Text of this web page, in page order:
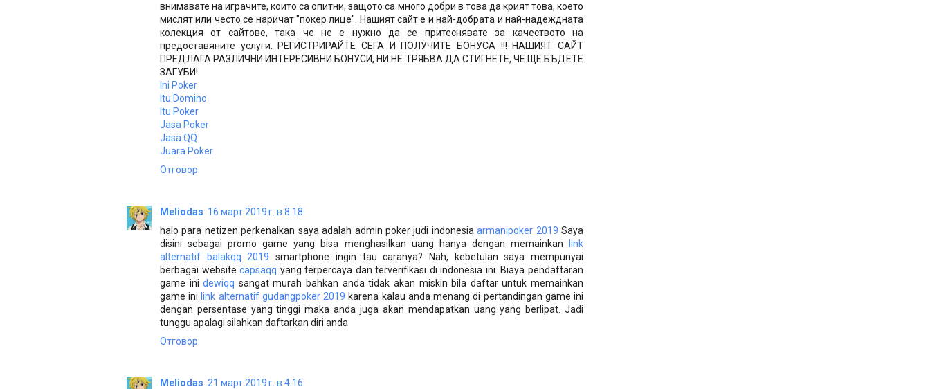
внимавате на играчите, които са опитни, защото са много добри в това да крият това, което
мислят или често се наричат "покер лице". Нашият сайт е и най-добрата и най-надеждната
колекция от сайтове, така че не е нужно да се притеснявате за качеството на
предоставяните услуги. РЕГИСТРИРАЙТЕ СЕГА И ПОЛУЧИТЕ БОНУСА !!! НАШИЯТ САЙТ
ПРЕДЛАГА РАЗЛИЧНИ ИНТЕРЕСИВНИ БОНУСИ, НИ НЕ ТРЯБВА ДА СТИГНЕТЕ, ЧЕ ЩЕ БЪДЕТЕ
ЗАГУБИ!
Ini Poker
Itu Domino
Itu Poker
Jasa Poker
Jasa QQ
Juara Poker
Отговор
Meliodas 16 март 2019 г. в 8:18
halo para netizen perkenalkan saya adalah admin poker judi indonesiaarmanipoker 2019 Saya
disini sebagai promo game yang bisa menghasilkan uang hanya dengan memainkan link
alternatif balakqq 2019 smartphone ingin tau caranya? Nah, kebetulan saya mempunyai
berbagai websitecapsaqq yang terpercaya dan terverifikasi di indonesia ini. Biaya pendaftaran
game inidewiqq sangat murah bahkan anda tidak akan miskin bila daftar untuk memainkan
game inilink alternatif gudangpoker 2019 karena kalau anda menang di pertandingan game ini
dengan persentase yang tinggi maka anda juga akan mendapatkan uang yang berlipat. Jadi
tunggu apalagi silahkan daftarkan diri anda
Отговор
Meliodas 21 март 2019 г. в 4:16